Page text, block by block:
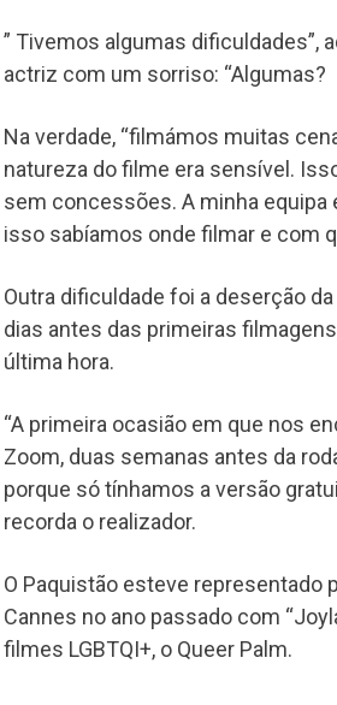
” Tivemos algumas dificuldades”,
actriz com um sorriso: “Algumas?
Na verdade, “filmámos muitas
natureza do filme era sensível.
sem concessões. A minha equipa
isso sabíamos onde filmar e com
Outra dificuldade foi a deserção
dias antes das primeiras
última hora.
“A primeira ocasião em que nos
Zoom, duas semanas antes da
porque só tínhamos a versão
recorda o realizador.
O Paquistão esteve representado
Cannes no ano passado com
filmes LGBTQI+, o Queer Palm.